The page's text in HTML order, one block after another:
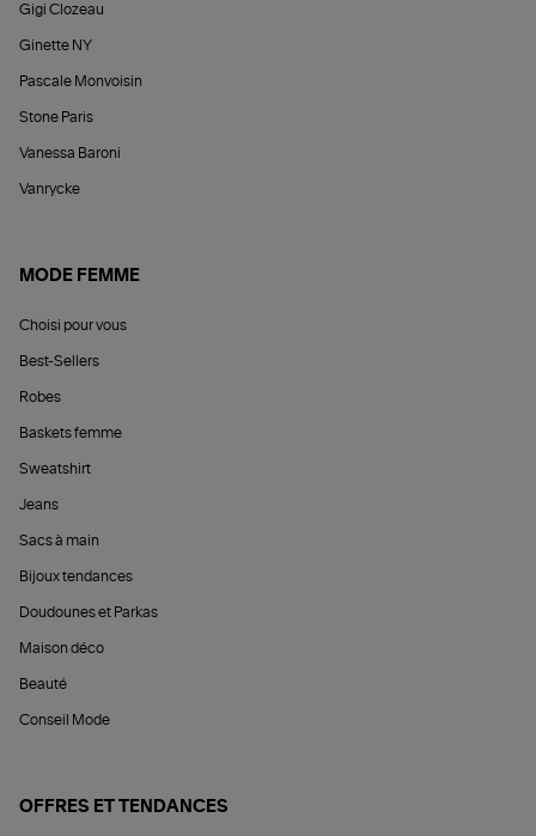
Gigi Clozeau
Ginette NY
Pascale Monvoisin
Stone Paris
Vanessa Baroni
Vanrycke
MODE FEMME
Choisi pour vous
Best-Sellers
Robes
Baskets femme
Sweatshirt
Jeans
Sacs à main
Bijoux tendances
Doudounes et Parkas
Maison déco
Beauté
Conseil Mode
OFFRES ET TENDANCES